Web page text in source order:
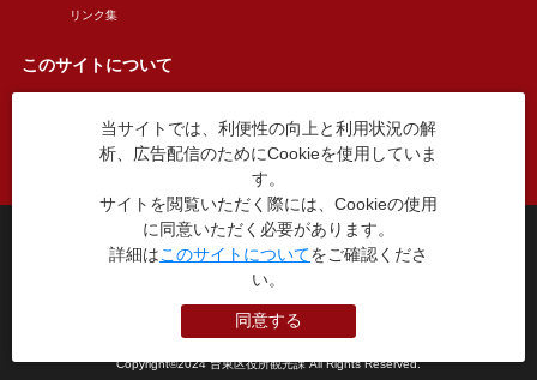
リンク集
このサイトについて
このサイトについて 広告掲載について
お問い合わせ
台東区役所観光課
〒110-8615 東京都台東区東上野4丁目5番6号
TEL：03-5246-1151
本WEBサイトに掲就されている全データについて無断転載・引用を禁じます。
Copyright©2024 台東区役所観光課 All Rights Reserved.
当サイトでは、利便性の向上と利用状況の解
析、広告配信のためにCookieを使用していま
す。
サイトを閲覧いただく際には、Cookieの使用
に同意いただく必要があります。
詳細はこのサイトについてをご確認くださ
い。
同意する